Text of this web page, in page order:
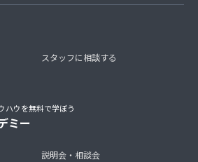
スタッフに相談する
ハウを無料で学ぼう
ミー
説明会・相談会